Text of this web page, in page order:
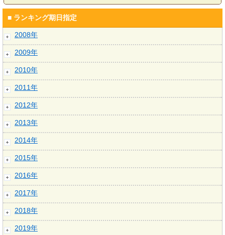
■ ランキング期日指定
2008年
2009年
2010年
2011年
2012年
2013年
2014年
2015年
2016年
2017年
2018年
2019年